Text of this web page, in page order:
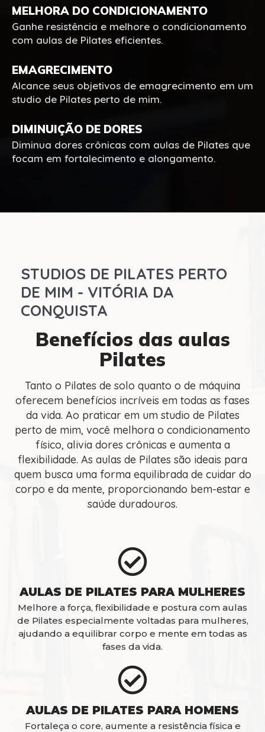
MELHORA DO CONDICIONAMENTO
Ganhe resistência e melhore o condicionamento
com aulas de Pilates eficientes.
EMAGRECIMENTO
Alcance seus objetivos de emagrecimento em um
studio de Pilates perto de mim.
DIMINUIÇÃO DE DORES
Diminua dores crônicas com aulas de Pilates que
focam em fortalecimento e alongamento.
STUDIOS DE PILATES PERTO
DE MIM - VITÓRIA DA
CONQUISTA
Benefícios das aulas
Pilates
Tanto o Pilates de solo quanto o de máquina
oferecem benefícios incríveis em todas as fases
da vida. Ao praticar em um studio de Pilates
perto de mim, você melhora o condicionamento
físico, alivia dores crônicas e aumenta a
flexibilidade. As aulas de Pilates são ideais para
quem busca uma forma equilibrada de cuidar do
corpo e da mente, proporcionando bem-estar e
saúde duradouros.
AULAS DE PILATES PARA MULHERES
Melhore a força, flexibilidade e postura com aulas
de Pilates especialmente voltadas para mulheres,
ajudando a equilibrar corpo e mente em todas as
fases da vida.
AULAS DE PILATES PARA HOMENS
Fortaleça o core, aumente a resistência física e